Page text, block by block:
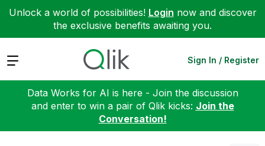
Unlock a world of possibilities! Login now and discover
the exclusive benefits awaiting you.
Expand Sign In / Register
Data Works for AI is here - Join the discussion
and enter to win a pair of Qlik kicks: Join the
Conversation!